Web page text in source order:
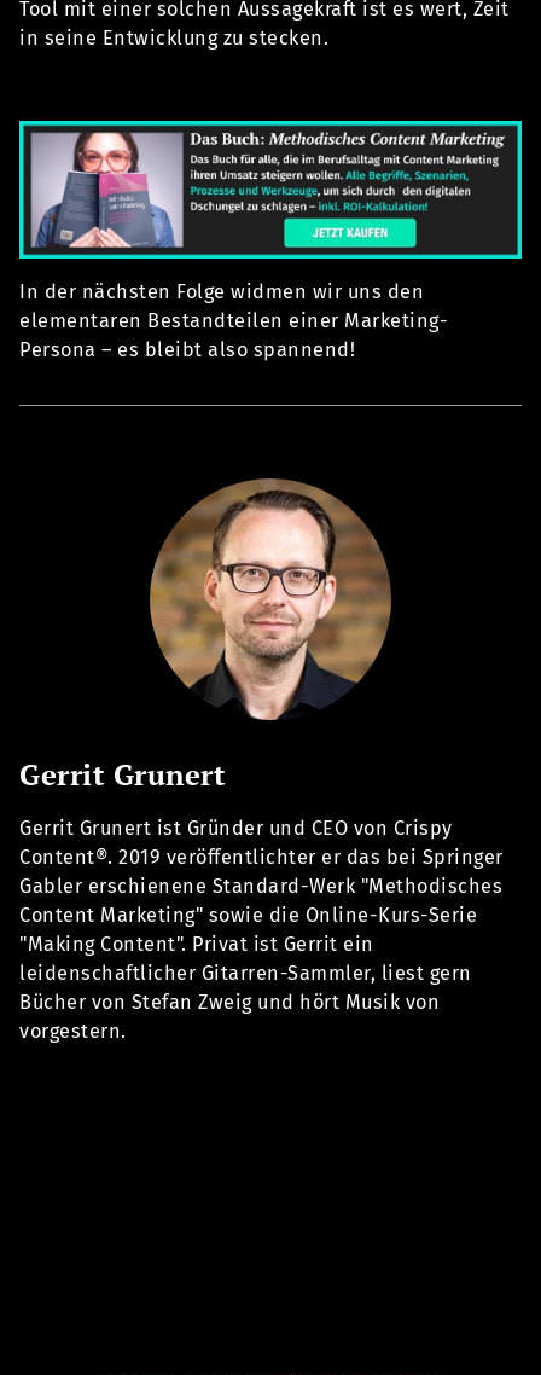
Tool mit einer solchen Aussagekraft ist es wert, Zeit
in seine Entwicklung zu stecken.
In der nächsten Folge widmen wir uns den
elementaren Bestandteilen einer Marketing-
Persona – es bleibt also spannend!
Gerrit Grunert
Gerrit Grunert ist Gründer und CEO von Crispy
Content®. 2019 veröffentlichter er das bei Springer
Gabler erschienene Standard-Werk "Methodisches
Content Marketing" sowie die Online-Kurs-Serie
"Making Content". Privat ist Gerrit ein
leidenschaftlicher Gitarren-Sammler, liest gern
Bücher von Stefan Zweig und hört Musik von
vorgestern.